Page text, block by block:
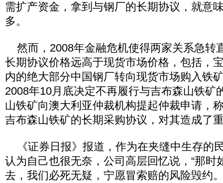
需扩产资金，拿到与钢厂的长期协议，就意
多。
然而，2008年金融危机使得两家关系急转
长期协议价格远高于现货市场价格，包括，
内的绝大部分中国钢厂转向现货市场购入铁
2008年10月底决定不再履行与吉布森山铁矿
山铁矿向澳大利亚仲裁机构提起仲裁申请，
吉布森山铁矿的长期采购协议，对其造成了
《证券日报》报道，作为在夹缝中生存的
认为自己也很无奈，公司高层回忆说，“那时
去，我们必死无疑，宁愿冒索赔的风险毁约